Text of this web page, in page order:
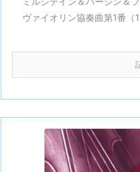
ヴァイオリン協奏曲第1番（